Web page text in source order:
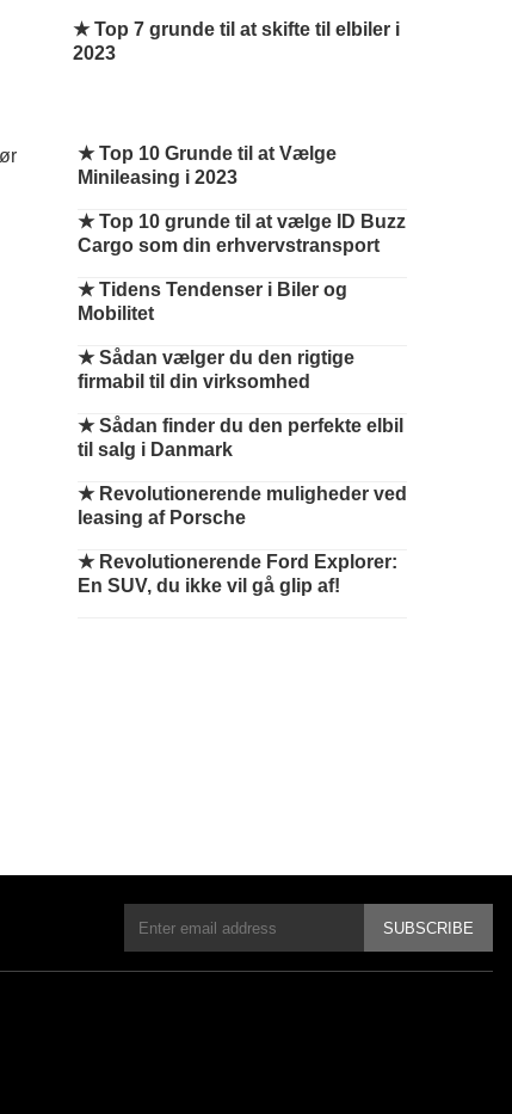
★ Top 7 grunde til at skifte til elbiler i
2023
★Top 10 Grunde til at Vælge
Minileasing i 2023
★Top 10 grunde til at vælge ID Buzz
Cargo som din erhvervstransport
★Tidens Tendenser i Biler og
Mobilitet
★Sådan vælger du den rigtige
firmabil til din virksomhed
★Sådan finder du den perfekte elbil
til salg i Danmark
★ Revolutionerende muligheder ved
leasing af Porsche
★ Revolutionerende Ford Explorer:
En SUV, du ikke vil gå glip af!
SUBSCRIBE